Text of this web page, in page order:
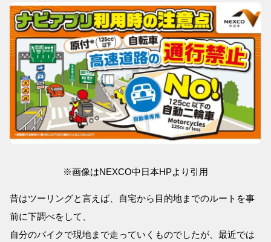
※画像はNEXCO中日本HPより引用
昔はツーリングと言えば、自宅から目的地までのルートを事
前に下調べをして、
自分のバイクで現地まで走っていくものでしたが、最近では